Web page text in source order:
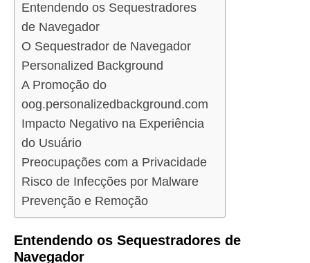
Entendendo os Sequestradores
de Navegador
O Sequestrador de Navegador
Personalized Background
A Promoção do
oog.personalizedbackground.com
Impacto Negativo na Experiência
do Usuário
Preocupações com a Privacidade
Risco de Infecções por Malware
Prevenção e Remoção
Entendendo os Sequestradores de
Navegador